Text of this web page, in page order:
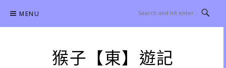
content
MENU
猴子【東】遊記